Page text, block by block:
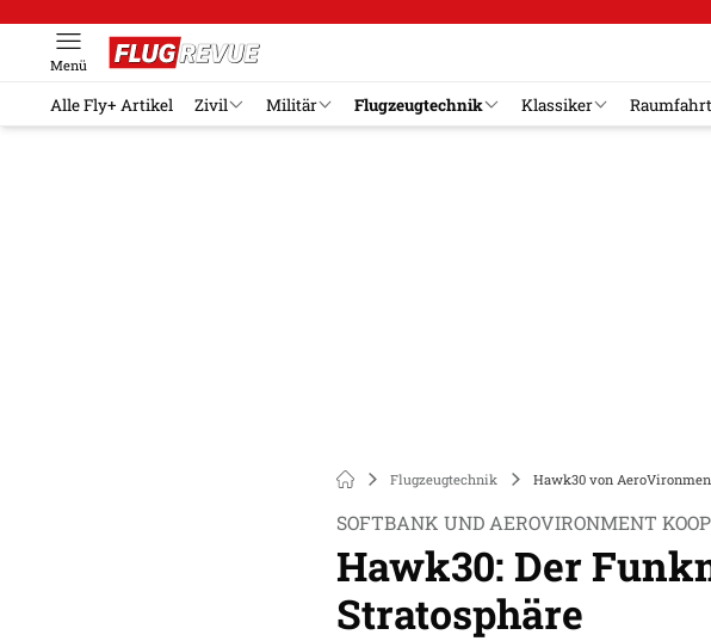
Menü
Alle Fly+ Artikel Zivil Militär Flugzeugtechnik Klassiker Raumfahrt
Flugzeugtechnik Hawk30 von
SOFTBANK UND AEROVIRONMENT
Hawk30: Der
Stratosphäre